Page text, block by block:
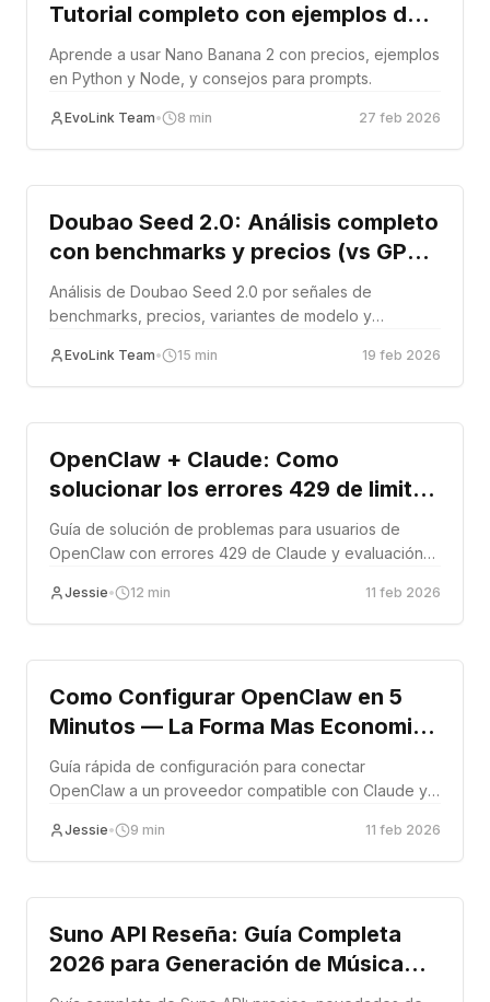
Tutorial completo con ejemplos de
código (2026)
Aprende a usar Nano Banana 2 con precios, ejemplos
en Python y Node, y consejos para prompts.
EvoLink Team• 8 min 27 feb 2026
Tutorial
Doubao Seed 2.0: Análisis completo
con benchmarks y precios (vs GPT-
5.2, Claude Opus 4.5, Gemini 3 Pro)
Análisis de Doubao Seed 2.0 por señales de
benchmarks, precios, variantes de modelo y
EvoLink Team• 15 min 19 feb 2026
Tutorial
OpenClaw + Claude: Como
solucionar los errores 429 de limite
de tasa de forma permanente
Guía de solución de problemas para usuarios de
OpenClaw con errores 429 de Claude y evaluación
Jessie• 12 min 11 feb 2026
Tutorial
Como Configurar OpenClaw en 5
Minutos — La Forma Mas Economica
de Usar Claude
Guía rápida de configuración para conectar
OpenClaw a un proveedor compatible con Claude y
Jessie• 9 min 11 feb 2026
Tutorial
Suno API Reseña: Guía Completa
2026 para Generación de Música
con IA e Integración